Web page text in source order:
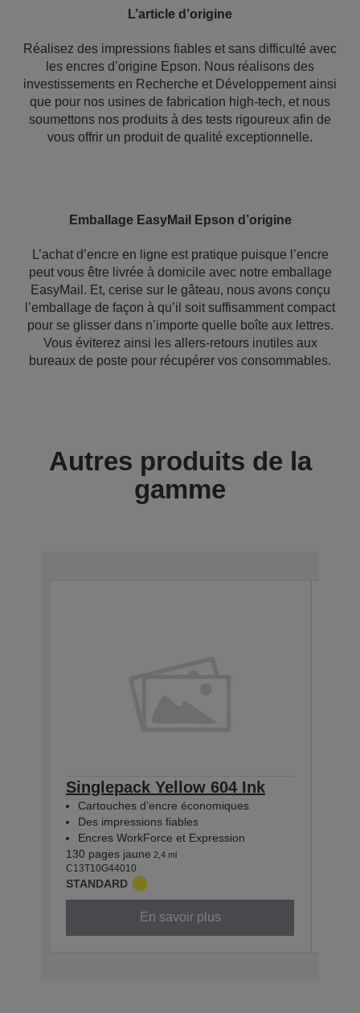
L’article d’origine
Réalisez des impressions fiables et sans difficulté avec
les encres d’origine Epson. Nous réalisons des
investissements en Recherche et Développement ainsi
que pour nos usines de fabrication high-tech, et nous
soumettons nos produits à des tests rigoureux afin de
vous offrir un produit de qualité exceptionnelle.
Emballage EasyMail Epson d’origine
L’achat d’encre en ligne est pratique puisque l’encre
peut vous être livrée à domicile avec notre emballage
EasyMail. Et, cerise sur le gâteau, nous avons conçu
l’emballage de façon à qu’il soit suffisamment compact
pour se glisser dans n’importe quelle boîte aux lettres.
Vous éviterez ainsi les allers-retours inutiles aux
bureaux de poste pour récupérer vos consommables.
Autres produits de la
gamme
Singlepack Yellow 604 Ink
Cartouches d’encre économiques
Des impressions fiables
Encres WorkForce et Expression
130 pages jaune 2,4 ml
C13T10G44010
STANDARD
En savoir plus